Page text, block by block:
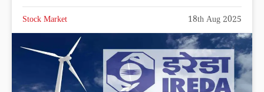
Stock Market 18th Aug 2025